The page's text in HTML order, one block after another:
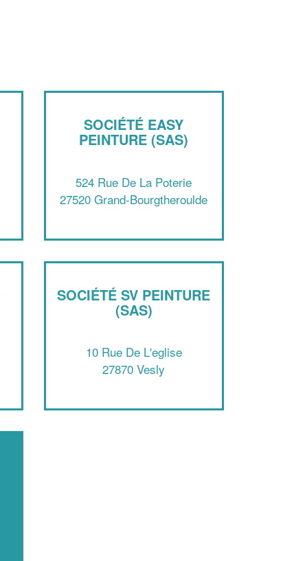
SOCIÉTÉ EASY
PEINTURE (SAS)
524 Rue De La Poterie
27520 Grand-Bourgtheroulde
SOCIÉTÉ SV PEINTURE
(SAS)
10 Rue De L'eglise
27870 Vesly
✕
professionnel ?
Augmentez votrechiffre d'affaires
margestout en gagnant de
En savoir plus